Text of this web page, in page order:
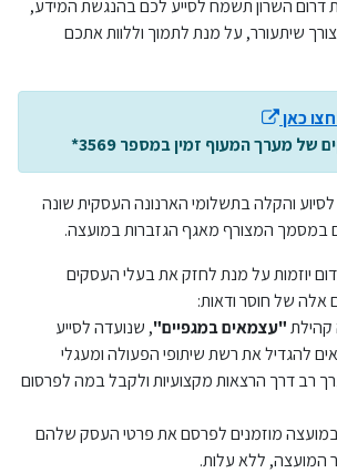
דרום השרון תשמח לסייע לכם בהנגשת המידע,
שיתעורר, על מנת לתמוך וללוות אתכם
כאן
מערך המעוף זמין במספר 3569*
והקלה בתשלומי הארנונה העסקית שונה
במסמך המצורף מאגף הגזברות במועצה.
יוזמות על מנת לחזק את בעלי העסקים
אלה של חוסר ודאות:
"עצמאים במגפיים", שנועדה לסייע
להגדיל את רשת שיתופי הפעולה ומעגלי
רב דרך הרצאות מקצועיות ולקבל במה לפרסום
מוזמנים לפרסם את פרטי העסק שלהם
ללא עלות.